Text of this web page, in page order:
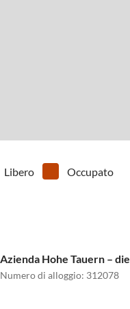
Libero Occupato
Azienda Hohe Tauern –
Numero di alloggio: 312078